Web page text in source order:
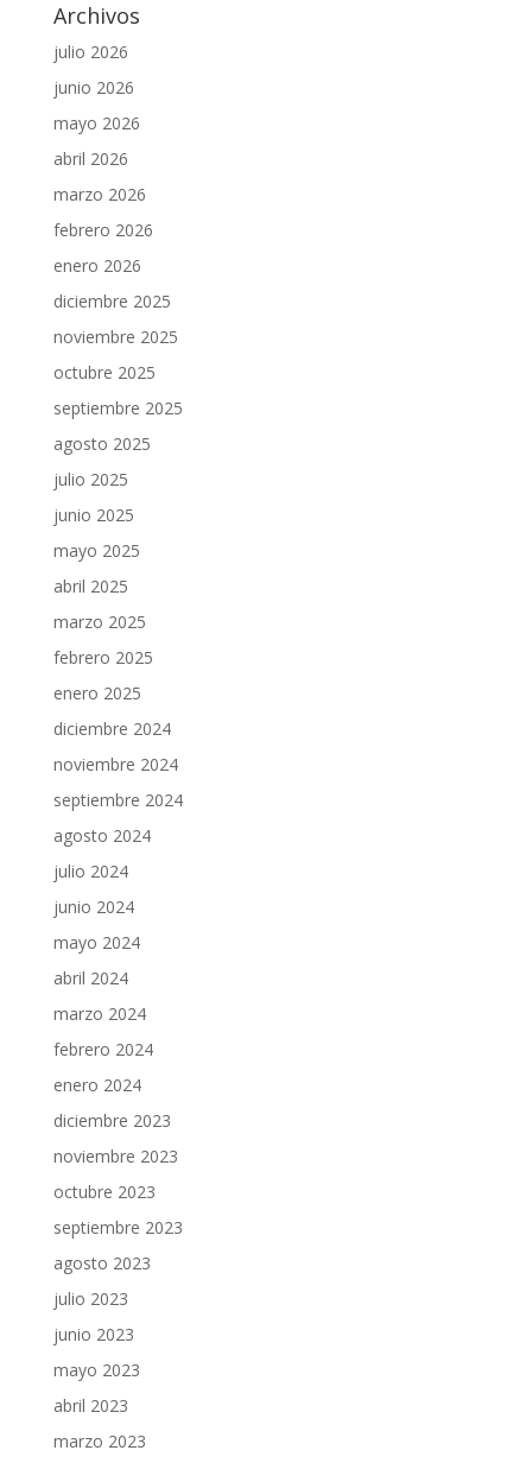
Archivos
julio 2026
junio 2026
mayo 2026
abril 2026
marzo 2026
febrero 2026
enero 2026
diciembre 2025
noviembre 2025
octubre 2025
septiembre 2025
agosto 2025
julio 2025
junio 2025
mayo 2025
abril 2025
marzo 2025
febrero 2025
enero 2025
diciembre 2024
noviembre 2024
septiembre 2024
agosto 2024
julio 2024
junio 2024
mayo 2024
abril 2024
marzo 2024
febrero 2024
enero 2024
diciembre 2023
noviembre 2023
octubre 2023
septiembre 2023
agosto 2023
julio 2023
junio 2023
mayo 2023
abril 2023
marzo 2023